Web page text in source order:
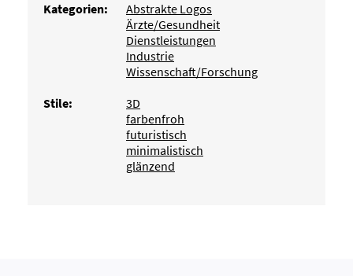
Kategorien:
Abstrakte Logos
Ärzte/Gesundheit
Dienstleistungen
Industrie
Wissenschaft/Forschung
Stile:
3D
farbenfroh
futuristisch
minimalistisch
glänzend